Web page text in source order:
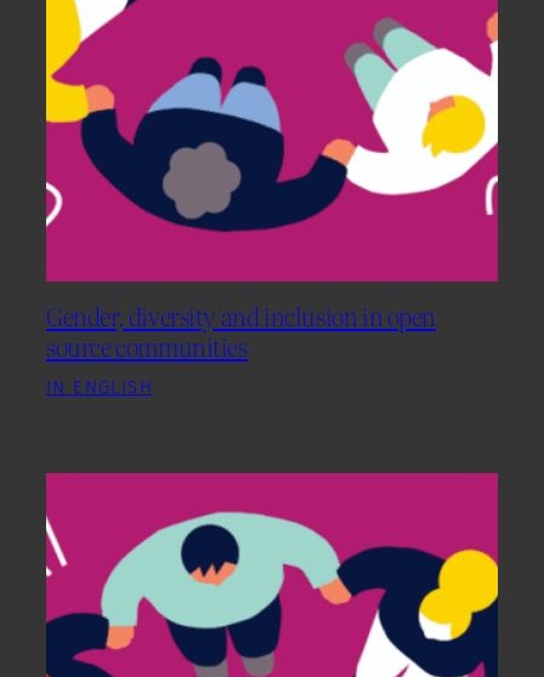
Gender, diversity and inclusion in open
source communities
IN ENGLISH